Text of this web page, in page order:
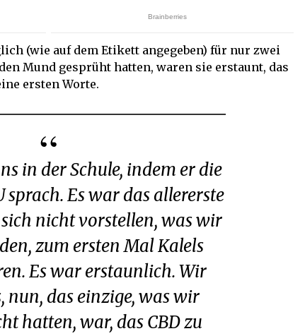
(wie auf dem Etikett angegeben) für nur zwei
Mund gesprüht hatten, waren sie erstaunt, das
ersten Worte.
sprach. Es war das allererste
nicht vorstellen, was wir
zum ersten Mal Kalels
Es war erstaunlich. Wir
nun, das einzige, was wir
hatten, war, das CBD zu